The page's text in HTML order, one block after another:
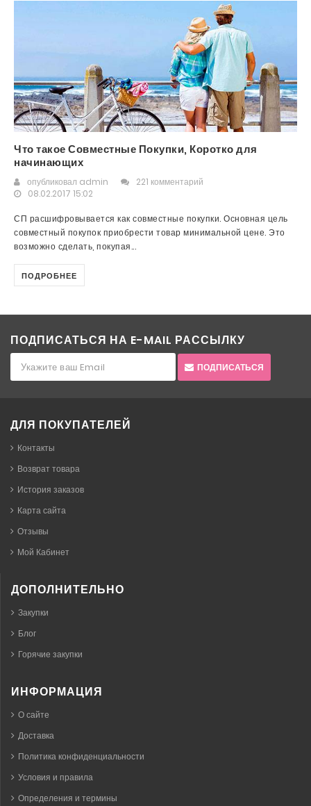
Что такое Совместные Покупки, Коротко для
начинающих
опубликовал admin
221 комментарий
08.02.2017 15:02
СП расшифровывается как совместные покупки. Основная цель
совместный покупок приобрести товар минимальной цене. Это
возможно сделать, покупая...
ПОДРОБНЕЕ
ПОДПИСАТЬСЯ НА E-MAIL РАССЫЛКУ
ПОДПИСАТЬСЯ
ДЛЯ ПОКУПАТЕЛЕЙ
Контакты
Возврат товара
История заказов
Карта сайта
Отзывы
Мой Кабинет
ДОПОЛНИТЕЛЬНО
Закупки
Блог
Горячие закупки
ИНФОРМАЦИЯ
О сайте
Доставка
Политика конфиденциальности
Условия и правила
Определения и термины